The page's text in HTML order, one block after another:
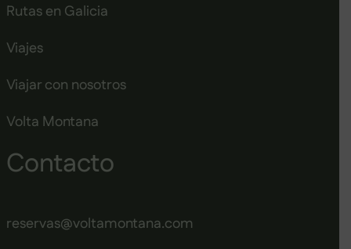
Rutas en Galicia
Viajes
Viajar con nosotros
Volta Montana
Contacto
reservas@voltamontana.com